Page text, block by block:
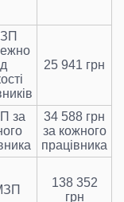
25 941 грн
за
34 588 грн
за кожного
працівника
138 352
грн